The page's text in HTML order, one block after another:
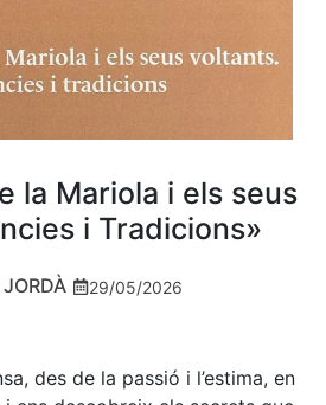
la Mariola i els seus
i Tradicions»
JORDÀ 29/05/2026
des de la passió i l’estima, en